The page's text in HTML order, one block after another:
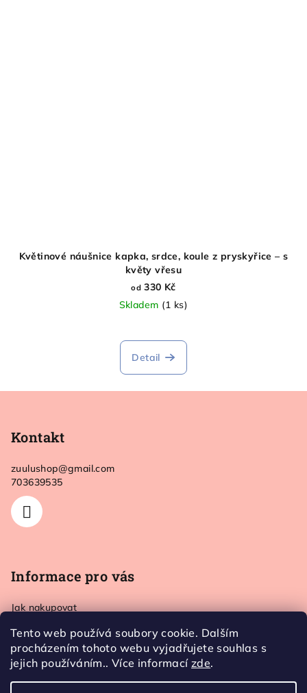
Tento web používá soubory cookie. Dalším
procházením tohoto webu vyjadřujete souhlas s
jejich používáním.. Více informací zde.
Květinové náušnice kapka, srdce, koule z pryskyřice – s
květy vřesu
od 330 Kč
Skladem (1 ks)
Detail
Kontakt
zuulushop@gmail.com
703639535
Informace pro vás
Jak nakupovat
Kontakt
Obchodní podmínky